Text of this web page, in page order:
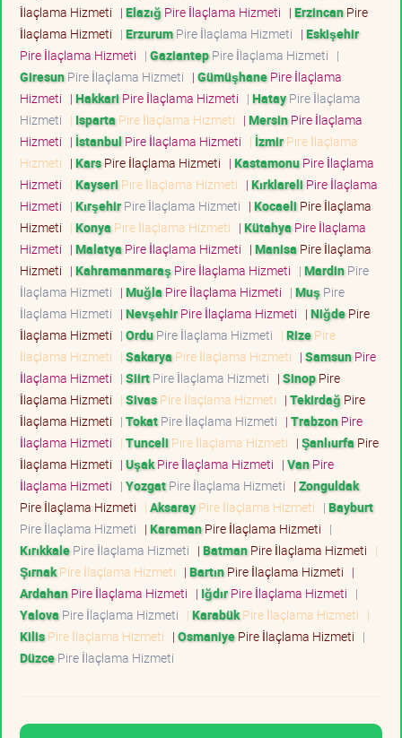
İlaçlama Hizmeti | Elazığ Pire İlaçlama Hizmeti | ErzincanPire
İlaçlama Hizmeti | ErzurumPire İlaçlama Hizmeti | Eskişehir
Pire İlaçlama Hizmeti | GaziantepPire İlaçlama Hizmeti |
GiresunPire İlaçlama Hizmeti | GümüşhanePire İlaçlama
Hizmeti | Hakkari Pire İlaçlama Hizmeti | HatayPire İlaçlama
Hizmeti | Isparta Pire İlaçlama Hizmeti | MersinPire İlaçlama
Hizmeti | İstanbul Pire İlaçlama Hizmeti | İzmirPire İlaçlama
Hizmeti | KarsPire İlaçlama Hizmeti | KastamonuPire İlaçlama
Hizmeti | Kayseri Pire İlaçlama Hizmeti | Kırklareli Pire İlaçlama
Hizmeti | KırşehirPire İlaçlama Hizmeti | Kocaeli Pire İlaçlama
Hizmeti | Konya Pire İlaçlama Hizmeti | Kütahya Pire İlaçlama
Hizmeti | Malatya Pire İlaçlama Hizmeti | Manisa Pire İlaçlama
Hizmeti | Kahramanmaraş Pire İlaçlama Hizmeti | MardinPire
İlaçlama Hizmeti | Muğla Pire İlaçlama Hizmeti | Muş Pire
İlaçlama Hizmeti | NevşehirPire İlaçlama Hizmeti | NiğdePire
İlaçlama Hizmeti | OrduPire İlaçlama Hizmeti | RizePire
İlaçlama Hizmeti | Sakarya Pire İlaçlama Hizmeti | SamsunPire
İlaçlama Hizmeti | SiirtPire İlaçlama Hizmeti | SinopPire
İlaçlama Hizmeti | SivasPire İlaçlama Hizmeti | Tekirdağ Pire
İlaçlama Hizmeti | TokatPire İlaçlama Hizmeti | TrabzonPire
İlaçlama Hizmeti | Tunceli Pire İlaçlama Hizmeti | Şanlıurfa Pire
İlaçlama Hizmeti | UşakPire İlaçlama Hizmeti | VanPire
İlaçlama Hizmeti | YozgatPire İlaçlama Hizmeti | Zonguldak
Pire İlaçlama Hizmeti | AksarayPire İlaçlama Hizmeti | Bayburt
Pire İlaçlama Hizmeti | KaramanPire İlaçlama Hizmeti |
KırıkkalePire İlaçlama Hizmeti | BatmanPire İlaçlama Hizmeti |
ŞırnakPire İlaçlama Hizmeti | BartınPire İlaçlama Hizmeti |
ArdahanPire İlaçlama Hizmeti | IğdırPire İlaçlama Hizmeti |
Yalova Pire İlaçlama Hizmeti | KarabükPire İlaçlama Hizmeti |
KilisPire İlaçlama Hizmeti | OsmaniyePire İlaçlama Hizmeti |
DüzcePire İlaçlama Hizmeti